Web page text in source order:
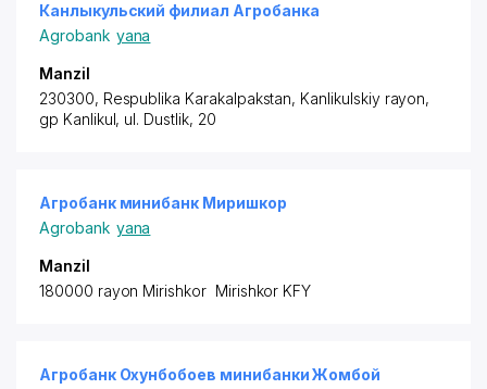
Канлыкульский филиал Агробанка
Agrobank yana
Manzil
230300, Respublika Karakalpakstan, Kanlikulskiy rayon,
gp Kanlikul, ul. Dustlik, 20
Агробанк минибанк Миришкор
Agrobank yana
Manzil
180000 rayon Mirishkor Mirishkor KFY
Агробанк Охунбобоев минибанки Жомбой